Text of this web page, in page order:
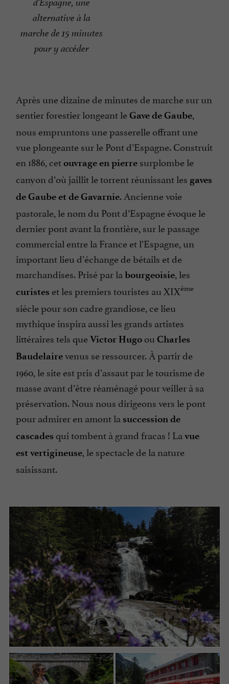
alternative à la
marche de 15 minutes
pour y accéder
Après une dizaine de minutes de marche sur un
sentier forestier longeant leGave de Gaube
nous empruntons une passerelle offrant une
vue plongeante sur le Pont d’Espagne. Construit
en 1886, cetouvrage en pierre surplombe le
canyon d’où jaillit le torrent réunissant les gaves
de Gaube et de Gavarnie. Ancienne voie
pastorale, le nom du Pont d’Espagne évoque le
dernier pont avant la frontière, sur le passage
commercial entre la France et l’Espagne, un
important lieu d’échange de bétails et de
marchandises. Prisé par la bourgeoisie , les
curistes et les premiers touristes au XIXème
siècle pour son cadre grandiose, ce lieu
mythique inspira aussi les grands artistes
littéraires tels queVictor Hugo ou Charles
Baudelairevenus se ressourcer. À partir de
1960, le site est pris d’assaut par le tourisme de
masse avant d’être réaménagé pour veiller à sa
préservation. Nous nous dirigeons vers le pont
pour admirer en amont la succession de
cascades qui tombent à grand fracas ! La vue
est vertigineuse , le spectacle de la nature
saisissant.